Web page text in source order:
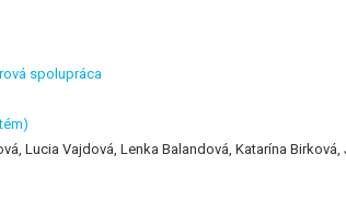
spolupráca
Lucia Vajdová, Lenka Balandová, Katarína